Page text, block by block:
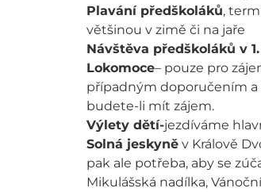
Plavání předškoláků,
většinou v zimě či na jaře
Návštěva předškoláků v
Lokomoce– pouze pro
případným doporučením a
budete-li mít zájem.
Výlety dětí-jezdíváme
Solná jeskyněv Králově
pak ale potřeba, aby se
Mikulášská nadílka,